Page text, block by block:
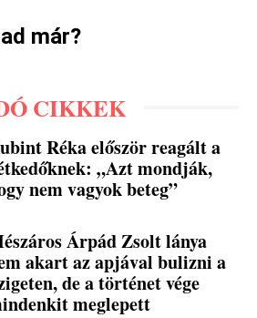
már?
CIKKEK
Réka először reagált a
„Azt mondják,
nem vagyok beteg”
Árpád Zsolt lánya
akart az apjával bulizni a
de a történet vége
meglepett